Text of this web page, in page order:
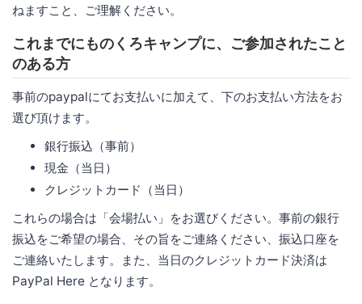
ねますこと、ご理解ください。
これまでにものくろキャンプに、ご参加されたこと
のある方
事前のpaypalにてお支払いに加えて、下のお支払い方法をお
選び頂けます。
銀行振込（事前）
現金（当日）
クレジットカード（当日）
これらの場合は「会場払い」をお選びください。事前の銀行
振込をご希望の場合、その旨をご連絡ください、振込口座を
ご連絡いたします。また、当日のクレジットカード決済は
PayPal Here となります。